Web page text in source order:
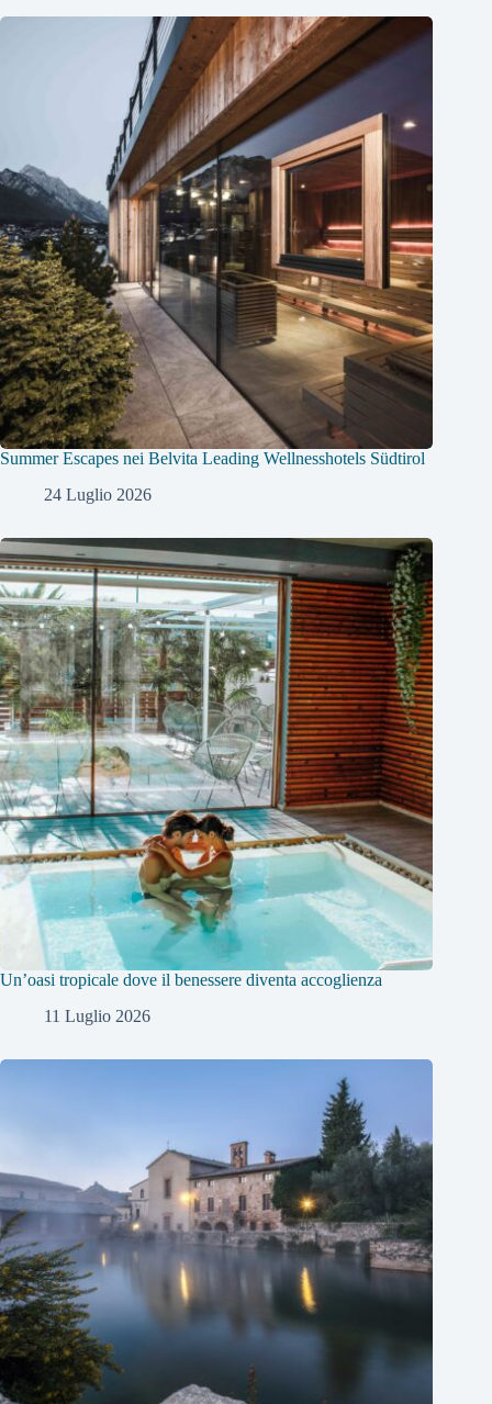
Summer Escapes nei Belvita Leading Wellnesshotels Südtirol
24 Luglio 2026
Un’oasi tropicale dove il benessere diventa accoglienza
11 Luglio 2026